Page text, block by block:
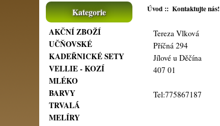
Kategorie
AKČNÍ ZBOŽÍ
UČŇOVSKÉ
KADEŘNICKÉ SETY
VELLIE - KOZÍ
MLÉKO
BARVY
TRVALÁ
MELÍRY
Úvod:: Kontaktujte nás!
Tereza Vlková
Příčná 294
Jílové u Děčína
407 01
Tel:775867187